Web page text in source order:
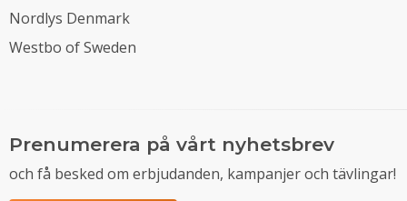
Nordlys Denmark
Westbo of Sweden
Prenumerera på vårt nyhetsbrev
och få besked om erbjudanden, kampanjer och tävlingar!